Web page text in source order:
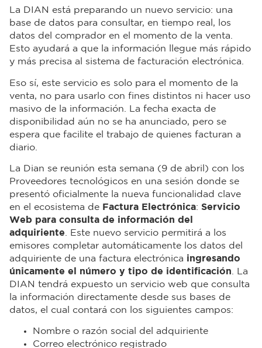
La DIAN está preparando un nuevo servicio: una
base de datos para consultar, en tiempo real, los
datos del comprador en el momento de la venta.
Esto ayudará a que la información llegue más rápido
y más precisa al sistema de facturación electrónica.
Eso sí, este servicio es solo para el momento de la
venta, no para usarlo con fines distintos ni hacer uso
masivo de la información. La fecha exacta de
disponibilidad aún no se ha anunciado, pero se
espera que facilite el trabajo de quienes facturan a
diario.
La Dian se reunión esta semana (9 de abril) con los
Proveedores tecnológicos en una sesión donde se
presentó oficialmente la nueva funcionalidad clave
en el ecosistema de Factura Electrónica: Servicio
Web para consulta de información del
adquiriente. Este nuevo servicio permitirá a los
emisores completar automáticamente los datos del
adquiriente de una factura electrónica ingresando
únicamente el número y tipo de identificación. La
DIAN tendrá expuesto un servicio web que consulta
la información directamente desde sus bases de
datos, el cual contará con los siguientes campos:
Nombre o razón social del adquiriente
Correo electrónico registrado